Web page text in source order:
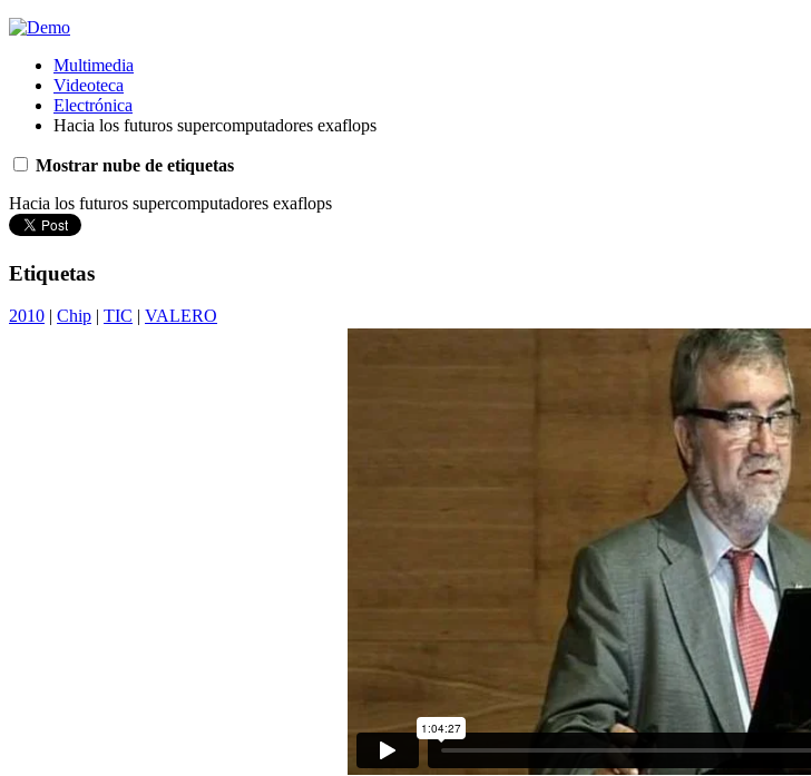
Multimedia
Videoteca
Electrónica
Hacia los futuros supercomputadores exaflops
Mostrar nube de etiquetas
Hacia los futuros supercomputadores exaflops
Etiquetas
2010 | Chip | TIC | VALERO